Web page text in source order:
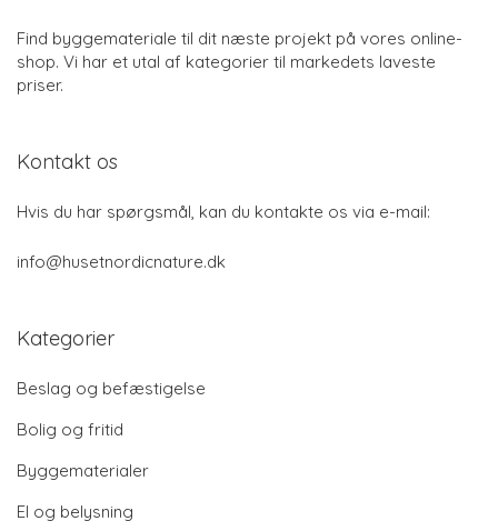
Find byggemateriale til dit næste projekt på vores online-
shop. Vi har et utal af kategorier til markedets laveste
priser.
Kontakt os
Hvis du har spørgsmål, kan du kontakte os via e-mail:
info@husetnordicnature.dk
Kategorier
Beslag og befæstigelse
Bolig og fritid
Byggematerialer
El og belysning